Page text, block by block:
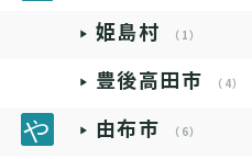
姫島村 （1）
豊後高田市 （4）
由布市 （6）